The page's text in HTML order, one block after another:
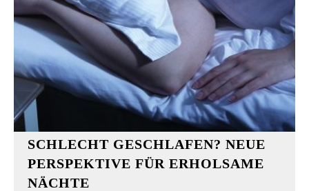
SCHLECHT GESCHLAFEN? NEUE
PERSPEKTIVE FÜR ERHOLSAME
NÄCHTE